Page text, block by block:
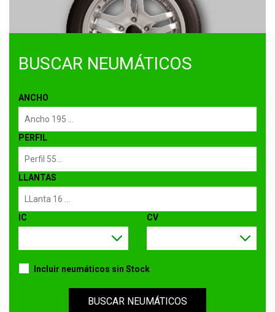
BUSCAR NEUMÁTICOS
ANCHO
PERFIL
LLANTAS
IC CV
Incluir neumáticos sin Stock
BUSCAR NEUMÁTICOS